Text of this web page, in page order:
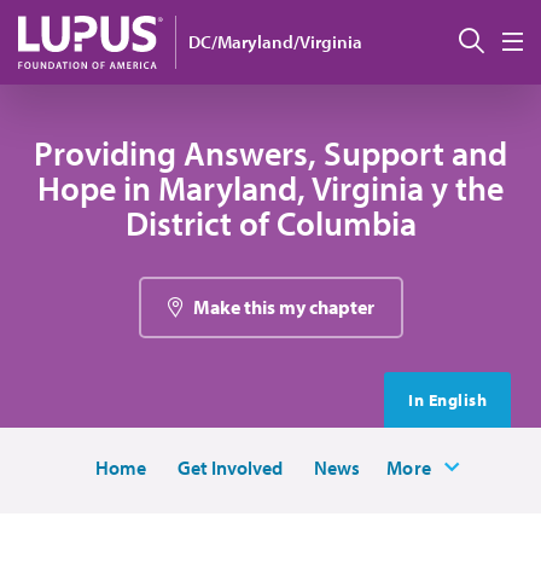
Pasar al contenido principal
DC/Maryland/Virginia
Providing Answers, Support and
Hope in Maryland, Virginia y the
District of Columbia
Make this my chapter
In English
Home Get Involved News More